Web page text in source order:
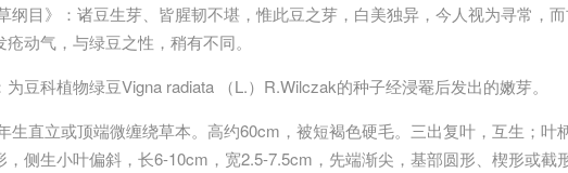
纲目》：诸豆生芽、皆腥韧不堪，惟此豆之芽，白美独异，今人视为寻常，
动气，与绿豆之性，稍有不同。
为豆科植物绿豆Vigna radiata （L.）R.Wilczak的种子经浸罨后发出的嫩芽。
生直立或顶端微缠绕草本。高约60cm，被短褐色硬毛。三出复叶，互生；叶
，侧生小叶偏斜，长6-10cm，宽2.5-7.5cm，先端渐尖，基部圆形、楔形或截